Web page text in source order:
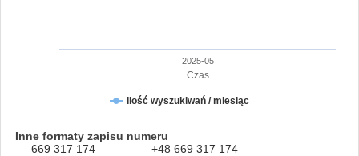
Czas
Ilość wyszukiwań / miesiąc
2025-05
Inne formaty zapisu numeru
669 317 174
+48 669 317 174